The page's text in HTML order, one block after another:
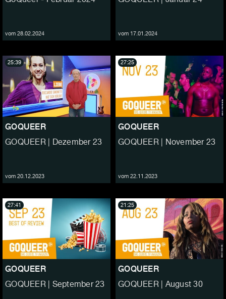
vom 28.02.2024 vom 17.01.2024
GOQUEER
GOQUEER | Dezember 23
vom 20.12.2023
25:39
GOQUEER
GOQUEER | November 23
vom 22.11.2023
27:25
GOQUEER
GOQUEER | September 23
27:41
GOQUEER
GOQUEER | August 30
21:25